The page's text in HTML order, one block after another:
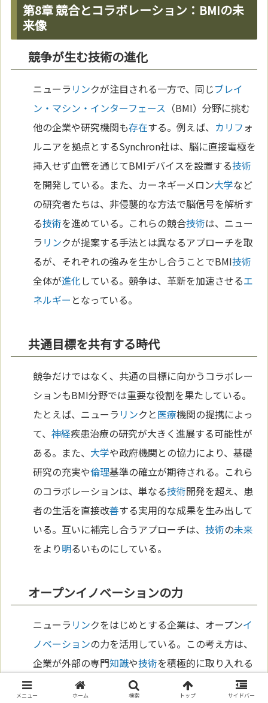
第8章 競合とコラボレーション：BMIの未
来像
競争が生む技術の進化
ニューラ リンクが注目される一方で、同じブレイ
ン・マシン・インターフェース （BMI）分野に挑む
他の企業や研究機関も存在する。例えば、 カリフ ォ
ルニアを拠点とするSynchron社は、脳に直接電極を
挿入せず血管を通じてBMIデバイスを設置する技術
を開発している。また、カーネギーメロン大学など
の研究者たちは、非侵襲的な方法で脳信号を解析す
る技術を進めている。これらの競合技術は、ニュー
ラ リンクが提案する手法とは異なるアプローチを取
るが、それぞれの強みを生かし合うことでBMI技術
全体が進化している。競争は、革新を加速させるエ
ネルギー となっている。
共通目標を共有する時代
競争だけではなく、共通の目標に向かうコラボレー
ションもBMI分野では重要な役割を果たしている。
たとえば、ニューラ リンクと医療機関の提携によっ
て、神経疾患治療の研究が大きく進展する可能性が
ある。また、 大学や政府機関との協力により、基礎
研究の充実や倫理基準の確立が期待される。これら
のコラボレーションは、単なる技術開発を超え、患
者の生活を直接改善する実用的な成果を生み出して
いる。互いに補完し合うアプローチは、技術の未来
をより明るいものにしている。
オープンイノベーションの力
ニューラ リンクをはじめとする企業は、オープンイ
ノベーションの力を活用している。この考え方は、
企業が外部の専門知識や技術を積極的に取り入れる
技術
開発を加速させることを目的としてい
メニュー ホーム 検索 トップ サイドバー